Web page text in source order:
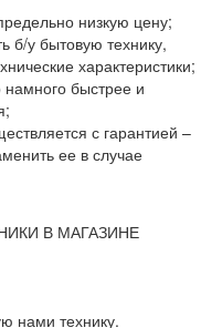
низкую цену;
б/у бытовую технику,
характеристики;
быстрее и
с гарантией –
ее в случае
В МАГАЗИНЕ
нами технику.